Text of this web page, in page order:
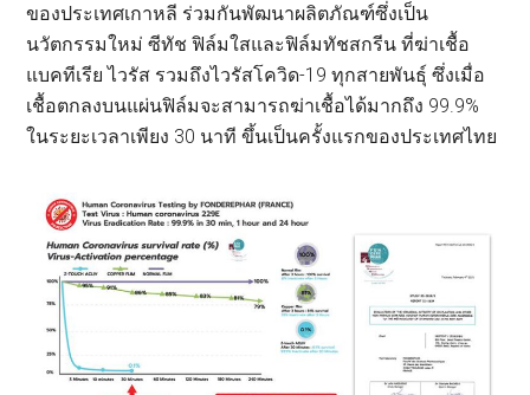
ของประเทศเกาหลี ร่วมกันพัฒนาผลิตภัณฑ์ซึ่งเป็น
นวัตกรรมใหม่ ซีทัช ฟิล์มใสและฟิล์มทัชสกรีน ที่ฆ่าเชื้อ
แบคทีเรีย ไวรัส รวมถึงไวรัสโควิด-19 ทุกสายพันธุ์ ซึ่งเมื่อ
เชื้อตกลงบนแผ่นฟิล์มจะสามารถฆ่าเชื้อได้มากถึง 99.9%
ในระยะเวลาเพียง 30 นาที ขึ้นเป็นครั้งแรกของประเทศไทย